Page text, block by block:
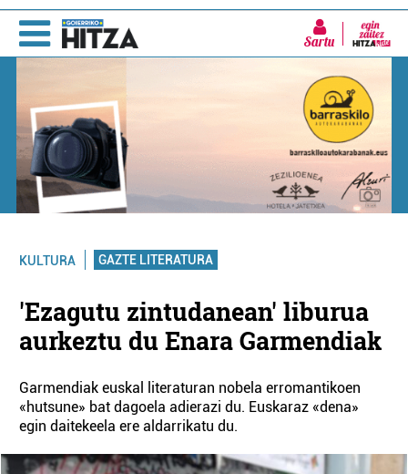
Sartu
KULTURA GAZTE LITERATURA
'Ezagutu zintudanean' liburua
aurkeztu du Enara Garmendiak
Garmendiak euskal literaturan nobela erromantikoen
«hutsune» bat dagoela adierazi du. Euskaraz «dena»
egin daitekeela ere aldarrikatu du.